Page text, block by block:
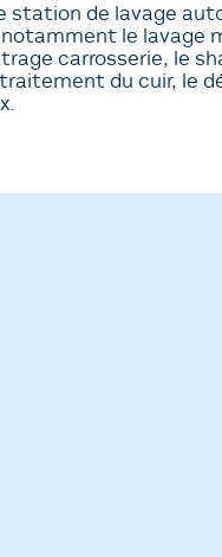
station de lavage
le lavage
carrosserie, le
du cuir, le